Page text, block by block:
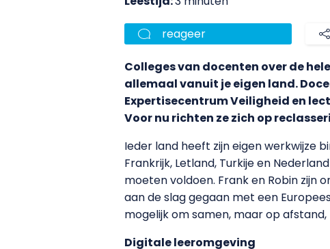
reageer
Colleges van docenten over de
allemaal vanuit je eigen land.
Expertisecentrum Veiligheid en
Voor nu richten ze zich op
Ieder land heeft zijn eigen werkwijze
Frankrijk, Letland, Turkije en
moeten voldoen. Frank en Robin zijn
aan de slag gegaan met een
mogelijk om samen, maar op
Digitale leeromgeving